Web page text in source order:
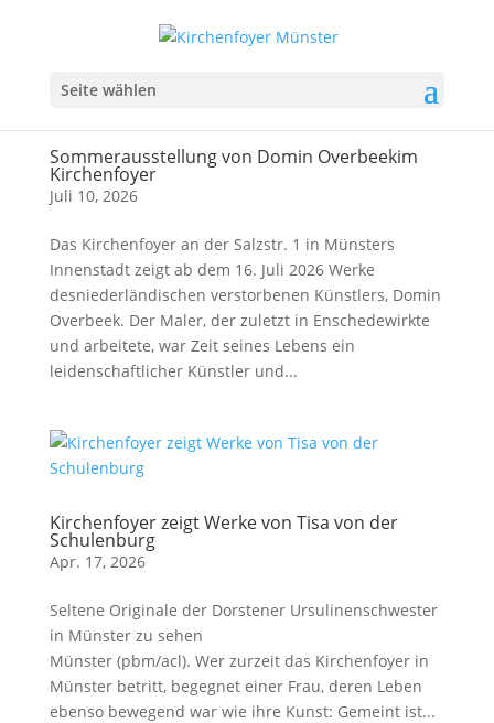
Seite wählen
Sommerausstellung von Domin Overbeekim
Kirchenfoyer
Juli 10, 2026
Das Kirchenfoyer an der Salzstr. 1 in Münsters
Innenstadt zeigt ab dem 16. Juli 2026 Werke
desniederländischen verstorbenen Künstlers, Domin
Overbeek. Der Maler, der zuletzt in Enschedewirkte
und arbeitete, war Zeit seines Lebens ein
leidenschaftlicher Künstler und...
Kirchenfoyer zeigt Werke von Tisa von der
Schulenburg
Apr. 17, 2026
Seltene Originale der Dorstener Ursulinenschwester
in Münster zu sehen
Münster (pbm/acl). Wer zurzeit das Kirchenfoyer in
Münster betritt, begegnet einer Frau, deren Leben
ebenso bewegend war wie ihre Kunst: Gemeint ist...